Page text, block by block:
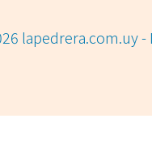
lapedrera.com.uy -